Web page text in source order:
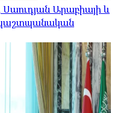
Սաուդյան Արաբիայի և